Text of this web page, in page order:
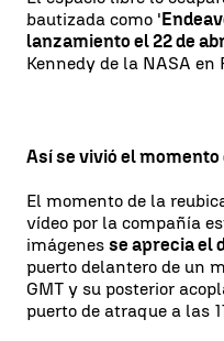
bautizada como '
lanzamiento el 22 de
Kennedy de la NASA en
Así se vivió el
El momento de la
vídeo por la compañía
imágenes se aprecia el
puerto delantero de un
GMT y su posterior
puerto de atraque a las